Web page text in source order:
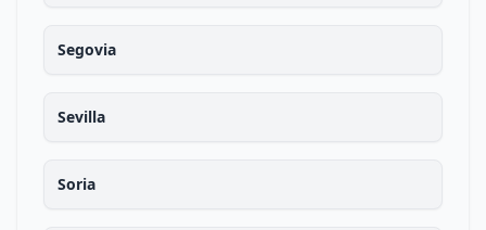
Segovia
Sevilla
Soria